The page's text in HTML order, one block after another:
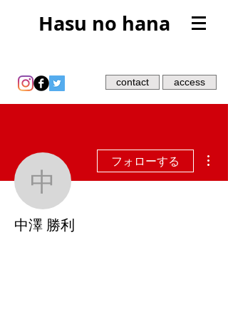
Hasu no hana
contact access
中澤 勝利
フォローする
中澤 勝利